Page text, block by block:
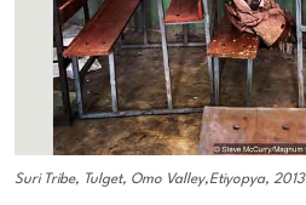
Suri Tribe, Tulget, Omo Valley,Etiyopya, 2013